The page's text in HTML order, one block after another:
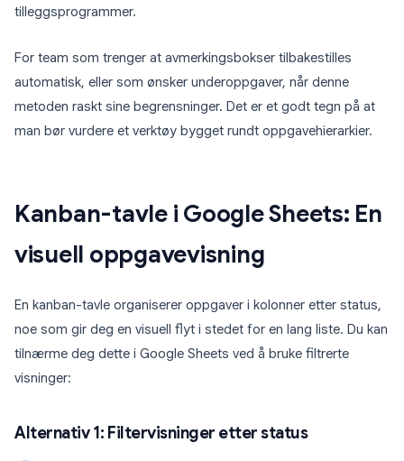
tilleggsprogrammer.
For team som trenger at avmerkingsbokser tilbakestilles
automatisk, eller som ønsker underoppgaver, når denne
metoden raskt sine begrensninger. Det er et godt tegn på at
man bør vurdere et verktøy bygget rundt oppgavehierarkier.
Kanban-tavle i Google Sheets: En
visuell oppgavevisning
En kanban-tavle organiserer oppgaver i kolonner etter status,
noe som gir deg en visuell flyt i stedet for en lang liste. Du kan
tilnærme deg dette i Google Sheets ved å bruke filtrerte
visninger:
Alternativ 1: Filtervisninger etter status